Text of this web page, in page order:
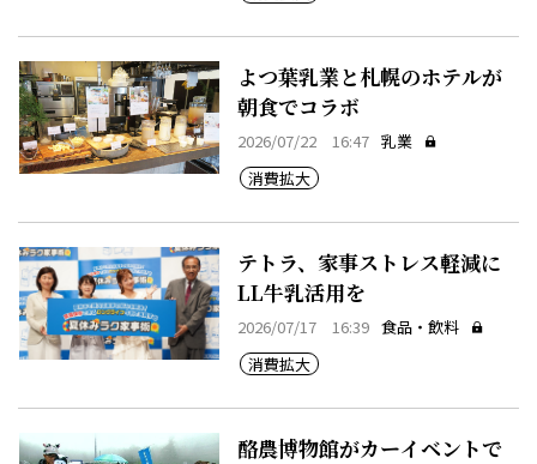
よつ葉乳業と札幌のホテルが
朝食でコラボ
2026/07/22 16:47 乳業
消費拡大
テトラ、家事ストレス軽減に
LL牛乳活用を
2026/07/17 16:39 食品・飲料
消費拡大
酪農博物館がカーイベントで